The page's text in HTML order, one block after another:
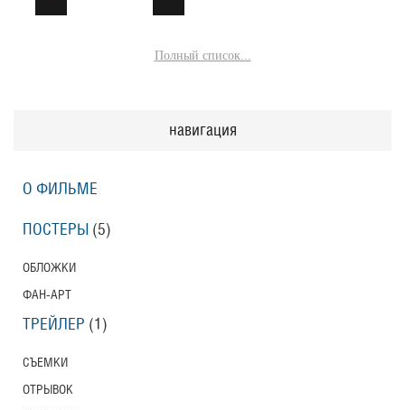
Полный список...
навигация
О ФИЛЬМЕ
ПОСТЕРЫ (5)
ОБЛОЖКИ
ФАН-АРТ
ТРЕЙЛЕР (1)
СЪЕМКИ
ОТРЫВОК